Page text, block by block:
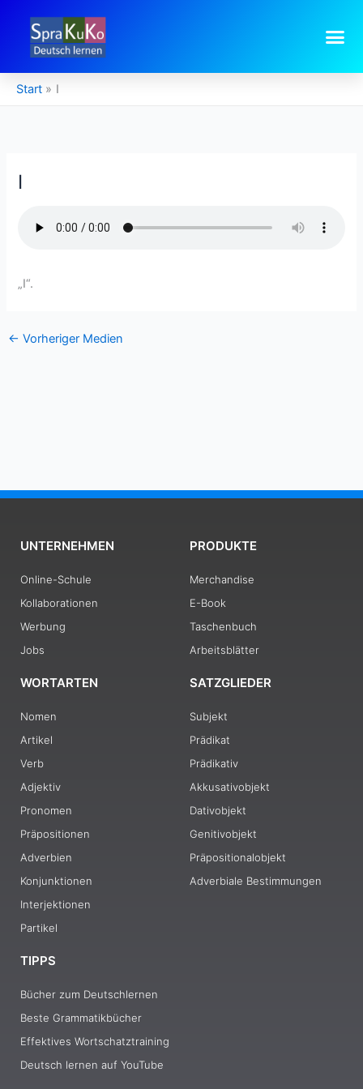
springen
Start I
I
„I“.
← Vorheriger Medien
UNTERNEHMEN
Online-Schule
Kollaborationen
Werbung
Jobs
PRODUKTE
Merchandise
E-Book
Taschenbuch
Arbeitsblätter
WORTARTEN
Nomen
Artikel
Verb
Adjektiv
Pronomen
Präpositionen
Adverbien
Konjunktionen
Interjektionen
Partikel
SATZGLIEDER
Subjekt
Prädikat
Prädikativ
Akkusativobjekt
Dativobjekt
Genitivobjekt
Präpositionalobjekt
Adverbiale Bestimmungen
TIPPS
Bücher zum Deutschlernen
Beste Grammatikbücher
Effektives Wortschatztraining
Deutsch lernen auf YouTube